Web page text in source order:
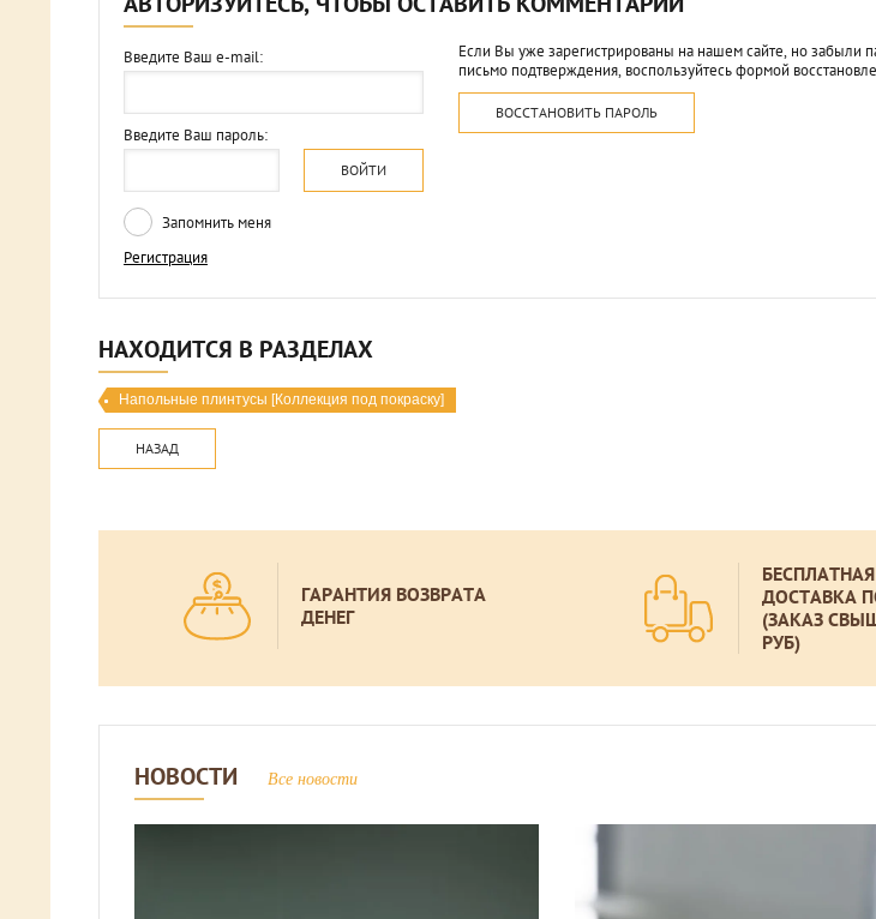
Введите Ваш e-mail:
Введите Ваш пароль:
ВОЙТИ
Запомнить меня
Регистрация
Если Вы уже зарегистрированы на нашем сайте, но забыли
письмо подтверждения, воспользуйтесь формой
ВОССТАНОВИТЬ ПАРОЛЬ
НАХОДИТСЯ В РАЗДЕЛАХ
Напольные плинтусы [Коллекция под покраску]
НАЗАД
ГАРАНТИЯ ВОЗВРАТА
ДЕНЕГ
БЕСПЛАТНАЯ
ДОСТАВКА
(ЗАКАЗ
РУБ)
НОВОСТИ Все новости